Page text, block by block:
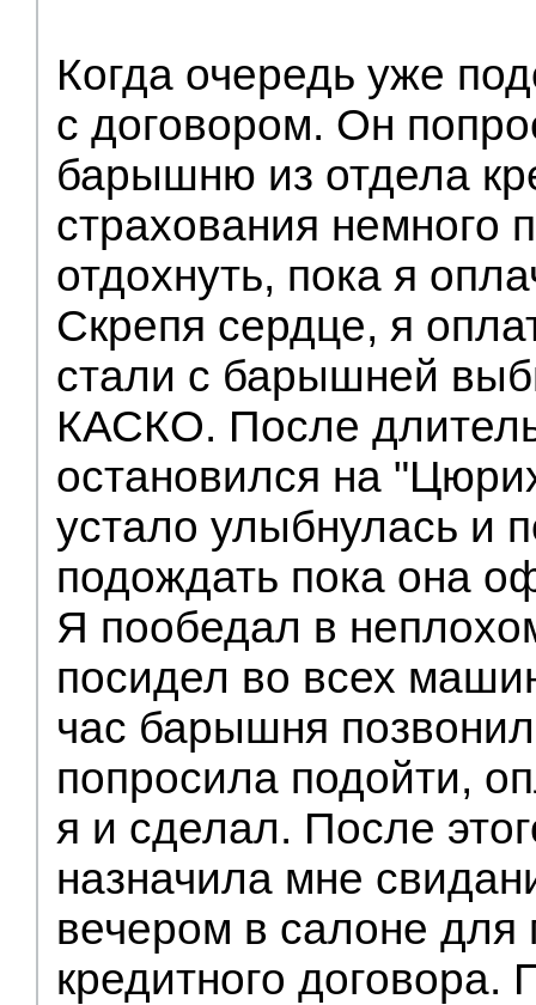
Когда очередь уже
с договором. Он
барышню из отдела
страхования немного
отдохнуть, пока я
Скрепя сердце, я
стали с барышней
КАСКО. После
остановился на
устало улыбнулась и
подождать пока она
Я пообедал в
посидел во всех
час барышня
попросила подойти,
я и сделал. После
назначила мне
вечером в салоне для
кредитного договора.